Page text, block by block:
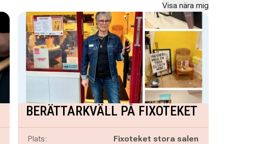
Visa nära mig
BERÄTTARKVÄLL PÅ FIXOTEKET
Plats:
Fixoteket stora salen